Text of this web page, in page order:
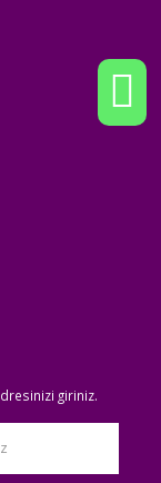
giriniz.